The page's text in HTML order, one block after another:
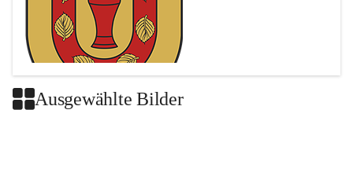
Ausgewählte Bilder